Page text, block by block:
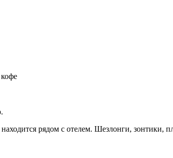
рядом с отелем. Шезлонги, зонтики,